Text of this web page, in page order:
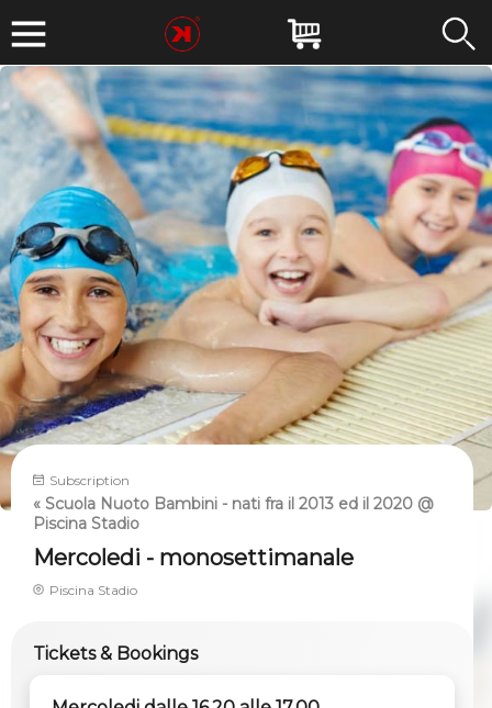
Subscription
« Scuola Nuoto Bambini - nati fra il 2013 ed il 2020 @
Piscina Stadio
Mercoledi - monosettimanale
Piscina Stadio
Tickets & Bookings